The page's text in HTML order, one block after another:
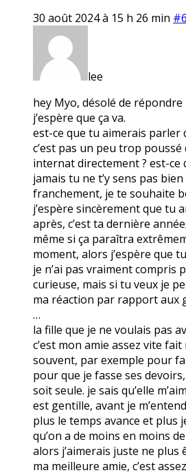
30 août 2024 à 15 h 26 min
lee
hey Myo, désolé de
j’espère que ça va.
est-ce que tu aimerais parler
c’est pas un peu trop poussé
internat directement ? est-
jamais tu ne t’y sens pas bien
franchement, je te souhaite
j’espère sincèrement que tu
après, c’est ta dernière
même si ça paraîtra
moment, alors j’espère que
je n’ai pas vraiment compris
curieuse, mais si tu veux je
ma réaction par rapport aux
…
la fille que je ne voulais pas
c’est mon amie assez vite
souvent, par exemple pour
pour que je fasse ses
soit seule. je sais qu’elle
est gentille, avant je
plus le temps avance et plus
qu’on a de moins en moins
alors j’aimerais juste ne plus
ma meilleure amie, c’est